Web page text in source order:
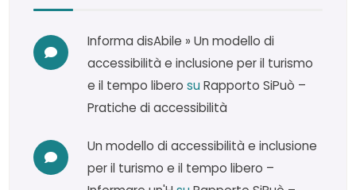
Informa disAbile » Un modello di
accessibilità e inclusione per il turismo
e il tempo libero suRapporto SiPuò –
Pratiche di accessibilità
Un modello di accessibilità e inclusione
per il turismo e il tempo libero –